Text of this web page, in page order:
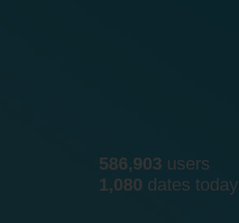
586,903 users
1,080 dates today